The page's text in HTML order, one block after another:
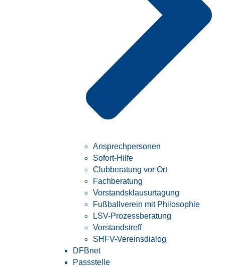
Ansprechpersonen
Sofort-Hilfe
Clubberatung vor Ort
Fachberatung
Vorstandsklausurtagung
Fußballverein mit Philosophie
LSV-Prozessberatung
Vorstandstreff
SHFV-Vereinsdialog
DFBnet
Passstelle